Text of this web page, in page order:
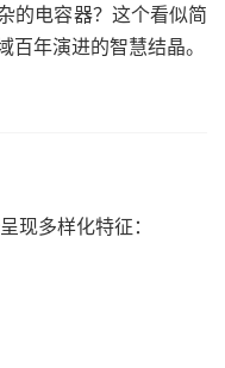
的电容器？这个看似简
年演进的智慧结晶。
呈现多样化特征：